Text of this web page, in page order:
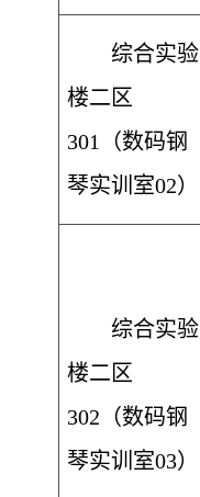
综合实验
楼二区
301（数码钢
琴实训室02）
综合实验
楼二区
302（数码钢
琴实训室03）